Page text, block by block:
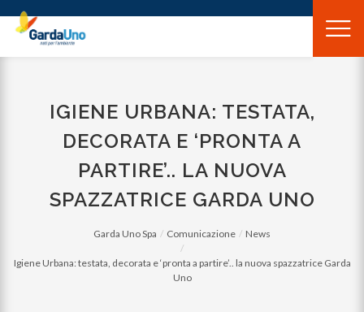
Gardauno
Spa
IGIENE URBANA: TESTATA,
DECORATA E ‘PRONTA A
PARTIRE’.. LA NUOVA
SPAZZATRICE GARDA UNO
Garda Uno Spa Comunicazione News
Igiene Urbana: testata, decorata e ‘pronta a partire’.. la nuova spazzatrice Garda
Uno